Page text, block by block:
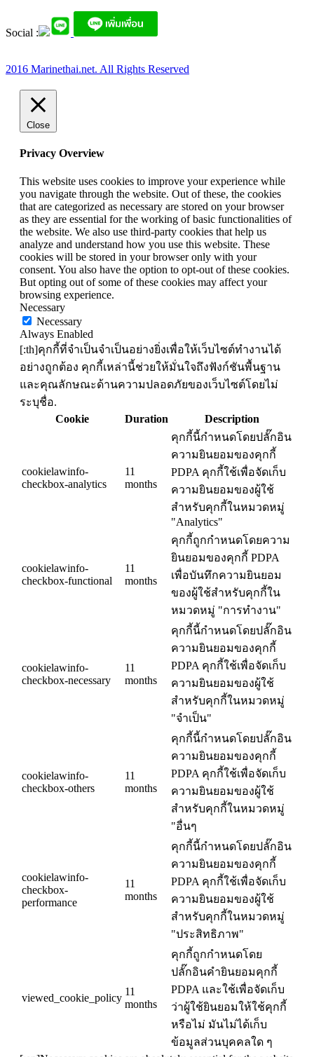
Social :
2016 Marinethai.net. All Rights Reserved
Close
Privacy Overview
This website uses cookies to improve your experience while
you navigate through the website. Out of these, the cookies
that are categorized as necessary are stored on your browser
as they are essential for the working of basic functionalities of
the website. We also use third-party cookies that help us
analyze and understand how you use this website. These
cookies will be stored in your browser only with your
consent. You also have the option to opt-out of these cookies.
But opting out of some of these cookies may affect your
browsing experience.
Necessary
Necessary
Always Enabled
[:th]คุกกี้ที่จำเป็นจำเป็นอย่างยิ่งเพื่อให้เว็บไซต์ทำงานได้
อย่างถูกต้อง คุกกี้เหล่านี้ช่วยให้มั่นใจถึงฟังก์ชันพื้นฐาน
และคุณลักษณะด้านความปลอดภัยของเว็บไซต์โดยไม่
ระบุชื่อ.
Cookie
Duration Description
cookielawinfo-
checkbox-analytics
11
months
คุกกี้นี้กำหนดโดยปลั๊กอิน
ความยินยอมของคุกกี้
PDPA คุกกี้ใช้เพื่อจัดเก็บ
ความยินยอมของผู้ใช้
สำหรับคุกกี้ในหมวดหมู่
"Analytics"
cookielawinfo-
checkbox-functional
11
months
คุกกี้ถูกกำหนดโดยความ
ยินยอมของคุกกี้ PDPA
เพื่อบันทึกความยินยอม
ของผู้ใช้สำหรับคุกกี้ใน
หมวดหมู่ "การทำงาน"
cookielawinfo-
checkbox-necessary
11
months
คุกกี้นี้กำหนดโดยปลั๊กอิน
ความยินยอมของคุกกี้
PDPA คุกกี้ใช้เพื่อจัดเก็บ
ความยินยอมของผู้ใช้
สำหรับคุกกี้ในหมวดหมู่
"จำเป็น"
cookielawinfo-
checkbox-others
11
months
คุกกี้นี้กำหนดโดยปลั๊กอิน
ความยินยอมของคุกกี้
PDPA คุกกี้ใช้เพื่อจัดเก็บ
ความยินยอมของผู้ใช้
สำหรับคุกกี้ในหมวดหมู่
"อื่นๆ
cookielawinfo-
checkbox-
performance
11
months
คุกกี้นี้กำหนดโดยปลั๊กอิน
ความยินยอมของคุกกี้
PDPA คุกกี้ใช้เพื่อจัดเก็บ
ความยินยอมของผู้ใช้
สำหรับคุกกี้ในหมวดหมู่
"ประสิทธิภาพ"
viewed_cookie_policy
11
months
คุกกี้ถูกกำหนดโดย
ปลั๊กอินคำยินยอมคุกกี้
PDPA และใช้เพื่อจัดเก็บ
ว่าผู้ใช้ยินยอมให้ใช้คุกกี้
หรือไม่ มันไม่ได้เก็บ
ข้อมูลส่วนบุคคลใด ๆ